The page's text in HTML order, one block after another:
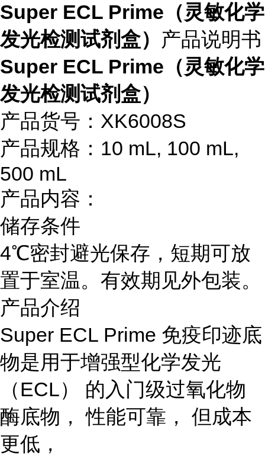
Super ECL Prime（灵敏化学
发光检测试剂盒） 产品说明书
Super ECL Prime（灵敏化学
发光检测试剂盒）
产品货号：XK6008S
产品规格：10 mL, 100 mL,
500 mL
产品内容：
储存条件
4℃密封避光保存，短期可放
置于室温。有效期见外包装。
产品介绍
Super ECL Prime 免疫印迹底
物是用于增强型化学发光
（ECL） 的入门级过氧化物
酶底物， 性能可靠， 但成本
更低，